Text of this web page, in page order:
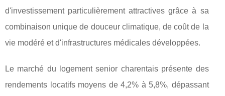
d'investissement particulièrement attractives grâce à sa
combinaison unique de douceur climatique, de coût de la
vie modéré et d'infrastructures médicales développées.
Le marché du logement senior charentais présente des
rendements locatifs moyens de 4,2% à 5,8%, dépassant